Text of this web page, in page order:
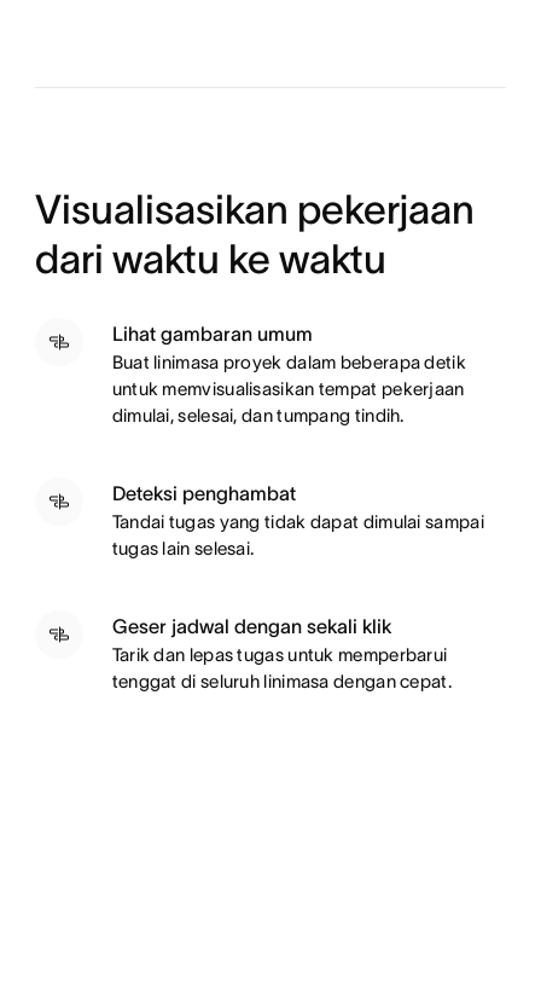
Visualisasikan pekerjaan
dari waktu ke waktu
Lihat gambaran umum
Buat linimasa proyek dalam beberapa detik
untuk memvisualisasikan tempat pekerjaan
dimulai, selesai, dan tumpang tindih.
Deteksi penghambat
Tandai tugas yang tidak dapat dimulai sampai
tugas lain selesai.
Geser jadwal dengan sekali klik
Tarik dan lepas tugas untuk memperbarui
tenggat di seluruh linimasa dengan cepat.